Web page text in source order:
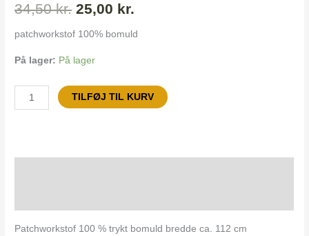
34,50kr. 25,00 kr.
patchworkstof 100% bomuld
På lager: På lager
TILFØJ TIL KURV
Patchworkstof 100 % trykt bomuld bredde ca. 112 cm